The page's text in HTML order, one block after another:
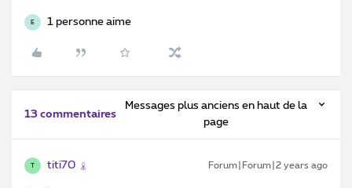
E 1 personne aime
13 commentaires
Messages plus anciens en haut de la
page
T titi70 Forum|Forum|2 years ago